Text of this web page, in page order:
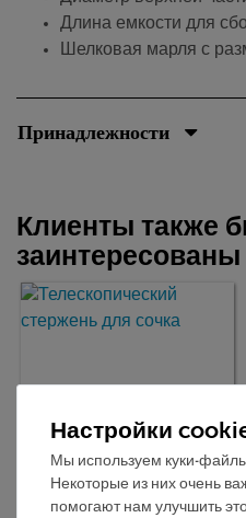
Длина емкости для
Шелковая марля с
Принадлежности
Клиенты также
заинтересованы
Кат.номер:64581-00
Настройки
Мы используем куки-
Некоторые из них очень
помогают нам улучшить